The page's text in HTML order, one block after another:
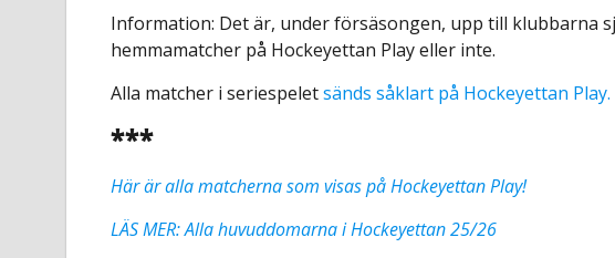
Information: Det är, under försäsongen, upp till klubbarna
hemmamatcher på Hockeyettan Play eller inte.
Alla matcher i seriespeletsänds såklart på Hockeyettan Play.
***
Här är alla matcherna som visas på Hockeyettan Play!
LÄS MER: Alla huvuddomarna i Hockeyettan 25/26